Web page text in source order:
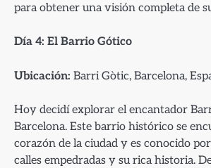
para obtener una visión completa de
Día 4: El Barrio Gótico
Ubicación: Barri Gòtic, Barcelona,
Hoy decidí explorar el encantador
Barcelona. Este barrio histórico se
corazón de la ciudad y es conocido
calles empedradas y su rica historia.